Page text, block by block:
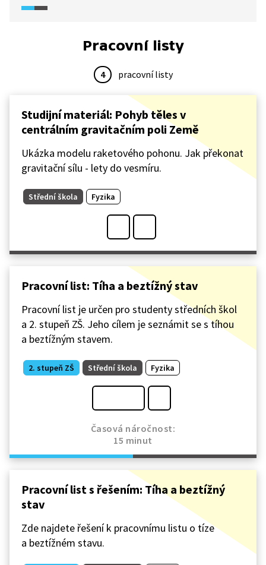
beztížného stavu je pobyt kosmonautů ve vesmírné
na trampolíně se gymnastka kromě okamžiku dopadu
a odrazu nachází v beztížném stavu. Díky působení tíhy
můžeme zjišťovat hmotnost těles. A ukazovala
by váha na Zemi stejně jako na Měsíci?
Pracovní listy
4 pracovní listy
Studijní materiál: Pohyb těles v
centrálním gravitačním poli Země
Ukázka modelu raketového pohonu. Jak překonat
gravitační sílu - lety do vesmíru.
Střední škola Fyzika
Pracovní list: Tíha a beztížný stav
Pracovní list je určen pro studenty středních škol
a 2. stupeň ZŠ. Jeho cílem je seznámit se s tíhou
a beztížným stavem.
2. stupeň ZŠ Střední škola Fyzika
Časová náročnost:
15 minut
Pracovní list s řešením: Tíha a beztížný
stav
Zde najdete řešení k pracovnímu listu o tíze
a beztížném stavu.